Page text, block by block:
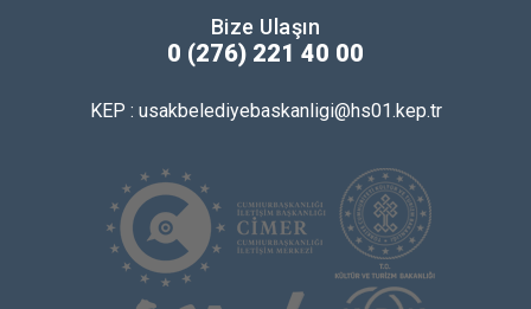
Bize Ulaşın
0 (276) 221 40 00
KEP : usakbelediyebaskanligi@hs01.kep.tr